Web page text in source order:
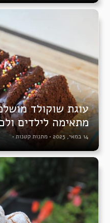
עוגת שוקולד
מתאימה לילדים
14 במאי, 2025 • מתנות קטנות •